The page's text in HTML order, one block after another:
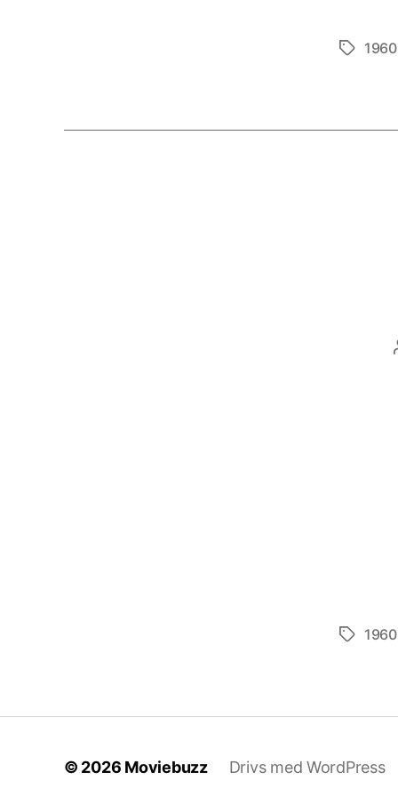
Etiketter
1960
Etiketter
1960
© 2026 Moviebuzz Drivs med WordPress